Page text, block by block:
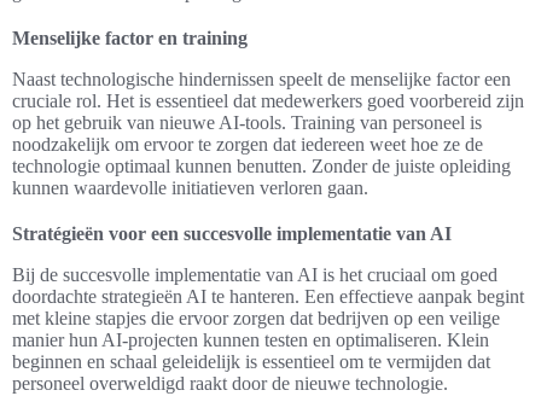
Menselijke factor en training
Naast technologische hindernissen speelt de menselijke factor een
cruciale rol. Het is essentieel dat medewerkers goed voorbereid zijn
op het gebruik van nieuwe AI-tools. Training van personeel is
noodzakelijk om ervoor te zorgen dat iedereen weet hoe ze de
technologie optimaal kunnen benutten. Zonder de juiste opleiding
kunnen waardevolle initiatieven verloren gaan.
Stratégieën voor een succesvolle implementatie van AI
Bij de succesvolle implementatie van AI is het cruciaal om goed
doordachte strategieën AI te hanteren. Een effectieve aanpak begint
met kleine stapjes die ervoor zorgen dat bedrijven op een veilige
manier hun AI-projecten kunnen testen en optimaliseren. Klein
beginnen en schaal geleidelijk is essentieel om te vermijden dat
personeel overweldigd raakt door de nieuwe technologie.